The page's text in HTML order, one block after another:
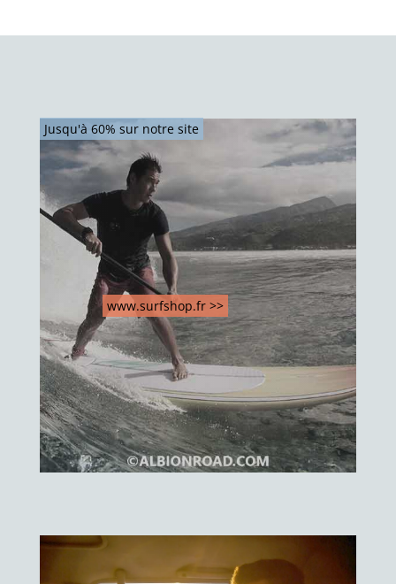
www.surfshop.fr >>
Jusqu'à 60% sur notre site